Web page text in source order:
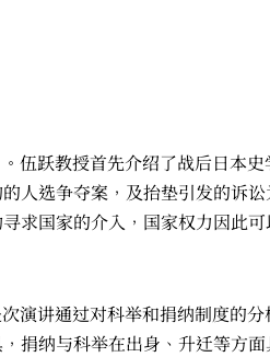
跃教授首先介绍了战后日本史
人选争夺案，及抬垫引发的诉
求国家的介入，国家权力因此
演讲通过对科举和捐纳制度的
捐纳与科举在出身、升迁等方